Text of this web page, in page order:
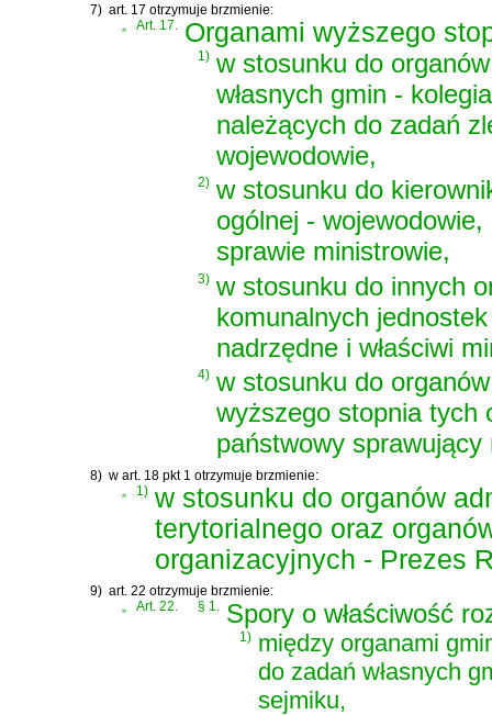
7) art. 17 otrzymuje brzmienie:
Art. 17. Organami wyższego
1) w stosunku do
własnych gmin -
należących do zadań
wojewodowie,
2) w stosunku do
ogólnej -
sprawie ministrowie,
3) w stosunku do innych
komunalnych
nadrzędne i właściwi
4) w stosunku do
wyższego stopnia tych
państwowy sprawujący
8) w art. 18 pkt 1 otrzymuje brzmienie:
1) w stosunku do organów
terytorialnego oraz
organizacyjnych - Prezes
9) art. 22 otrzymuje brzmienie:
Art. 22. § 1. Spory o właściwość
1) między organami
do zadań własnych
sejmiku,